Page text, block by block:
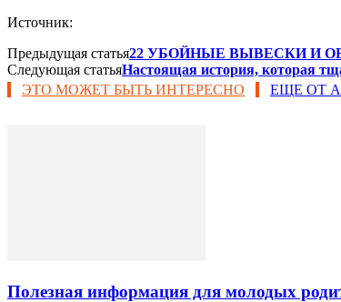
Источник:
Предыдущая статья22 УБОЙНЫЕ ВЫВЕСКИ И
Следующая статьяНастоящая история, которая
ЭТО МОЖЕТ БЫТЬ ИНТЕРЕСНО
ЕЩЕ ОТ
Полезная информация для молодых